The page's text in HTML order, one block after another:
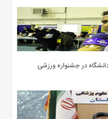
در جشنواره ورزشی